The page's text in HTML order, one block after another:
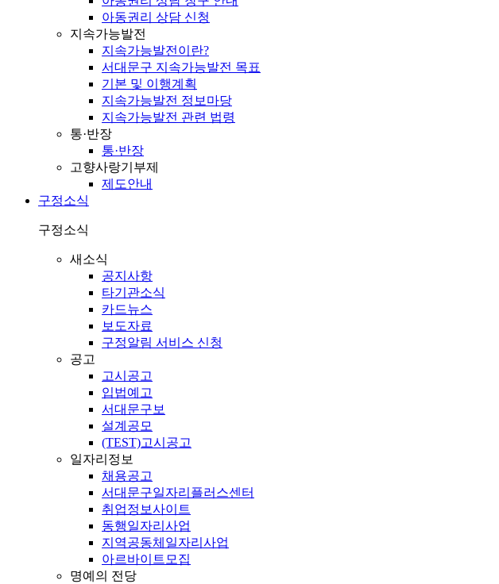
아동권리 상담 신청
지속가능발전
지속가능발전이란?
서대문구 지속가능발전 목표
기본 및 이행계획
지속가능발전 정보마당
지속가능발전 관련 법령
통·반장
통·반장
고향사랑기부제
제도안내
구정소식
구정소식
새소식
공지사항
타기관소식
카드뉴스
보도자료
구정알림 서비스 신청
공고
고시공고
입법예고
서대문구보
설계공모
(TEST)고시공고
일자리정보
채용공고
서대문구일자리플러스센터
취업정보사이트
동행일자리사업
지역공동체일자리사업
아르바이트모집
명예의 전당